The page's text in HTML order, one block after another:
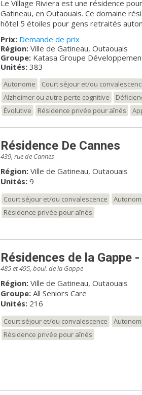
Le Village Riviera est une résidence
Gatineau, en Outaouais. Ce domaine
hôtel 5 étoiles pour gens retraités
acres de terrain et une vue imprenable
d’Ottawa ainsi que sur la rivière des
domaine, les résidents du Village Riviera
aux personnes âgées autonomes et
soins accueille les aînés non
de la maladie d’Alzheimer. Les portes
d’assurer la sécurité des résidents.
Prix: Demande de prix
Région: Ville de Gatineau, Outaouais
Groupe: Katasa Groupe
Unités:383
Autonome Court séjour et/ou
Alzheimer ou autre perte cognitive
Évolutive
Résidence privée pour aînés
Résidence De Cannes
439, rue de Cannes
Région: Ville de Gatineau, Outaouais
Unités:9
Court séjour et/ou convalescence
Résidence privée pour aînés
Résidences de la Gappe
485 et 495, boul. de la Gappe
Région: Ville de Gatineau, Outaouais
Groupe: All Seniors Care
Unités:216
Court séjour et/ou convalescence
Résidence privée pour aînés